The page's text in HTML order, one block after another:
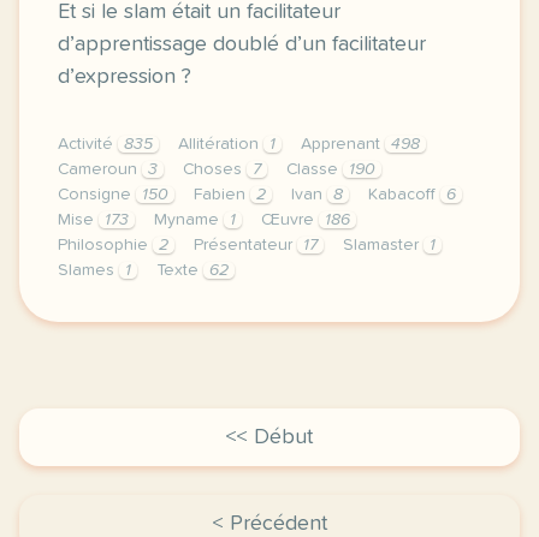
Et si le slam était un facilitateur
d’apprentissage doublé d’un facilitateur
d’expression ?
Activité 835 Allitération 1 Apprenant
498
Cameroun
3 Choses 7 Classe
190
Consigne
150 Fabien 2 Ivan 8 Kabacoff
6
Mise
173 Myname 1 Œuvre
186
Philosophie
2 Présentateur 17 Slamaster
1
Slames
1 Texte 62
le respect de votre vie privee est une priorite
<< Début
< Précédent